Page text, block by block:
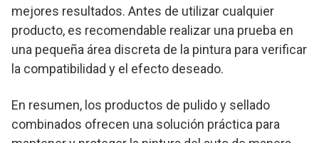
mejores resultados. Antes de utilizar cualquier
producto, es recomendable realizar una prueba en
una pequeña área discreta de la pintura para verificar
la compatibilidad y el efecto deseado.
En resumen, los productos de pulido y sellado
combinados ofrecen una solución práctica para